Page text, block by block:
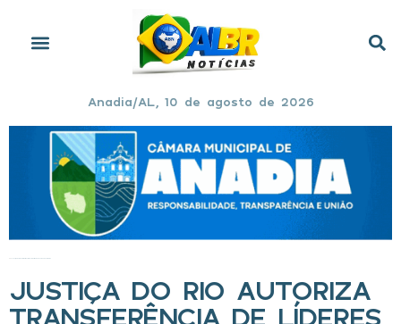
Anadia/AL, 10 de agosto de 2026
JUSTIÇA DO RIO AUTORIZA
TRANSFERÊNCIA DE LÍDERES